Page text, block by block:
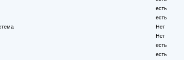
есть
есть
Нет
Нет
есть
есть